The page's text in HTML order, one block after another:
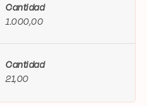
Cantidad
1.000,00
Cantidad
21,00